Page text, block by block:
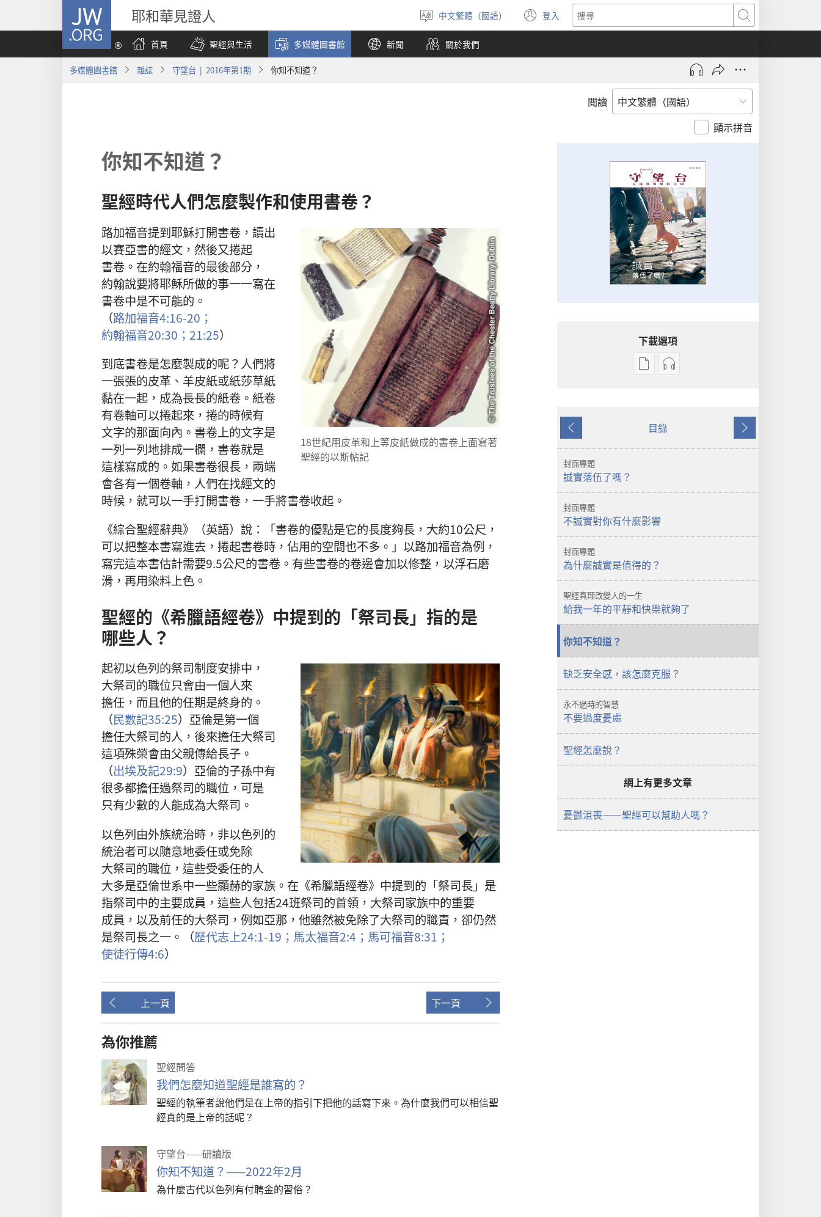
JW.ORG 耶和華見證人
選
擇
語
言
中文繁體（國語） 登入
（開
啟
視
搜
尋
首頁
聖經與生活 多媒體圖書館 新聞 關於我們
多媒體圖書館 雜誌 守望台 | 2016年第1期 你知不知道？
閲讀
顯示拼音
你知不知道？
聖經時代人們怎麼製作和使用書卷？
18世紀用皮革和 上等皮紙做成的書卷 上面寫著
聖經的以斯帖記
路加福音提到耶穌打開書卷 ， 讀出
以賽亞書的經文 ， 然後又捲起
書卷 。 在約翰福音的最後部分 ，
約翰說要將耶穌所做的事一一寫在
書卷中是不可能的 。
（路加福音4:16-20；
約翰福音20:30； 21:25）
到底書卷是怎麼製成的呢？人們將
一張張的皮革 、 羊皮紙或紙莎草紙
黏在一起 ， 成為長長的紙卷 。 紙卷
有卷軸可以捲起來 ， 捲的時候有
文字的那面向內 。 書卷上的文字是
一列一列地排成一欄 ， 書卷就是
這樣寫成的 。 如果書卷很長 ， 兩端
會各有一個卷軸 ， 人們在找經文的
時候 ， 就可以一手打開書卷 ， 一手將書卷收起 。
《綜合聖經辭典》（英語） 說 ：「書卷的優點是它的長度夠長 ， 大約10公尺 ，
可以把整本書寫進去 ， 捲起書卷時 ， 佔用的空間也不多 。」 以路加福音為例 ，
寫完這本書估計需要9.5公尺的書卷 。 有些書卷的卷邊會加以修整 ， 以浮石磨
滑 ， 再用染料上色 。
聖經的 《希臘語經卷》 中提到的 「祭司長」 指的是
哪些人 ？
起初以色列的祭司制度安排中 ，
大祭司的職位只會由一個人來
擔任 ， 而且他的任期是終身的 。
（民數記35:25） 亞倫是第一個
擔任大祭司的人 ， 後來擔任大祭司
這項殊榮會由父親傳給長子 。
（出埃及記29:9） 亞倫的子孫中有
很多都擔任過祭司的職位 ， 可是
只有少數的人能成為大祭司 。
以色列由外族統治時 ， 非以色列的
統治者可以隨意地委任或免除
大祭司的職位 ， 這些受委任的人
大多是亞倫世系中一些顯赫的家族 。 在 《希臘語經卷》 中提到的 「祭司長」 是
指祭司中的主要成員 ， 這些人包括24班祭司的首領 ， 大祭司家族中的重要
成員 ， 以及前任的大祭司 ， 例如亞那 ， 他雖然被免除了大祭司的職責 ， 卻仍然
是祭司長之一 。（歷代志上24:1-19； 馬太福音2:4； 馬可福音8:31；
使徒行傳4:6）
上一頁 下一頁
為你推薦
聖經問答
我們怎麼知道聖經是誰寫的？
聖經的執筆者說他們是在上帝的指引下把他的話寫下來。為什麼我們可以相信聖
經真的是上帝的話呢？
守望台——研讀版
你知不知道？——2022年2月
為什麼古代以色列有付聘金的習俗？
下載選項
出
載
誠
伍
音
上
一
頁
目錄
下
一
封面專題
誠實落伍了嗎？
封面專題
不誠實對你有什麼影響
封面專題
為什麼誠實是值得的？
聖經真理改變人的一生
給我一年的平靜和快樂就夠了
你知不知道？
缺乏安全感，該怎麼克服？
永不過時的智慧
不要過度憂慮
聖經怎麼說？
網上有更多文章
憂鬱沮喪——聖經可以幫助人嗎？